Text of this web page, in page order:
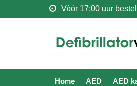
Vóór 17:00 uur
Home AED AED